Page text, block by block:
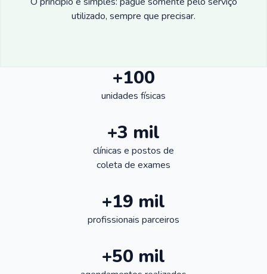
utilizado, sempre que precisar.
+100
unidades físicas
+3 mil
clínicas e postos de
coleta de exames
+19 mil
profissionais parceiros
+50 mil